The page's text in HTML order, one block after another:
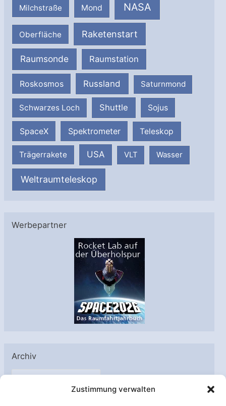
Zustimmung verwalten
Milchstraße Mond NASA
Oberfläche Raketenstart
Raumsonde Raumstation
Roskosmos Russland Saturnmond
Schwarzes Loch Shuttle Sojus
SpaceX Spektrometer Teleskop
Trägerrakete USA VLT Wasser
Weltraumteleskop
Werbepartner
Archiv
A